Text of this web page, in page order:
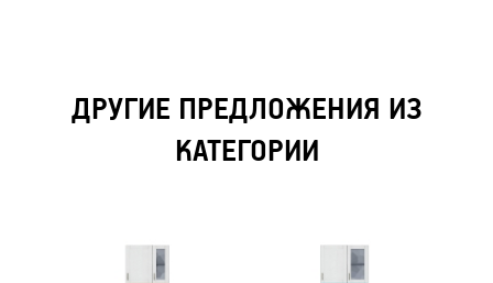
ДРУГИЕ ПРЕДЛОЖЕНИЯ ИЗ
КАТЕГОРИИ